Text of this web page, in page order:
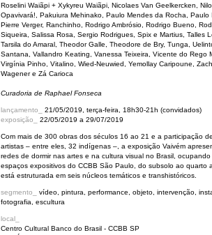
Roselini Waiãpi + Xykyreu Waiãpi, Nicolaes Van Geelkercken,
Opavivará!, Pakuiura Mehinako, Paulo Mendes da Rocha, Paulo
Pierre Verger, Ranchinho, Rodrigo Ambrósio, Rodrigo Bueno,
Siqueira, Salissa Rosa, Sergio Rodrigues, Spix e Martius, Talles
Tarsila do Amaral, Theodor Galle, Theodore de Bry, Tunga,
Santana, Vallandro Keating, Vanessa Teixeira, Vicente do Rego
Virgínia Pinho, Vitalino, Wied-Neuwied, Yemollay Caripoune,
Wagener e Zá Carioca
Curadoria de Raphael Fonseca
lançamento_ 21/05/2019, terça-feira, 18h30-21h (convidados)
exposição_ 22/05/2019 a 29/07/2019
Com mais de 300 obras dos séculos 16 ao 21 e a participação
artistas – entre eles, 32 indígenas –, a exposição Vaivém
redes de dormir nas artes e na cultura visual no Brasil,
espaços expositivos do CCBB São Paulo, do subsolo ao quarto
está estruturada em seis núcleos temáticos e transhistóricos.
segmento_
vídeo, pintura, performance, objeto, intervenção,
fotografia, escultura
local_
Centro Cultural Banco do Brasil - CCBB SP